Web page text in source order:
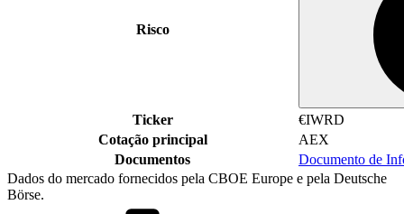
Risco
Ticker
€IWRD
Cotação principal
AEX
Documentos
Documento de
Dados do mercado fornecidos pela CBOE Europe e pela Deutsche
Börse.